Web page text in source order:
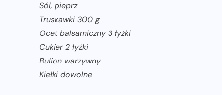
Sól, pieprz
Truskawki 300 g
Ocet balsamiczny 3 łyżki
Cukier 2 łyżki
Bulion warzywny
Kiełki dowolne